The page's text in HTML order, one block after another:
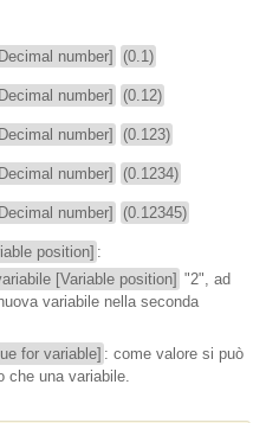
number] (0.1)
number] (0.12)
number] (0.123)
number] (0.1234)
number] (0.12345)
position] :
[Variable position] "2", ad
variabile nella seconda
for variable] : come valore si può
che una variabile.